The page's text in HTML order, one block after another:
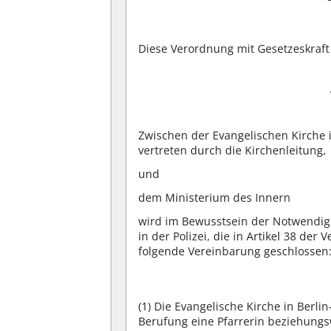
Diese Verordnung mit
Zwischen der Evangelischen
vertreten durch die Kirchenleitung,
und
dem Ministerium des Innern
wird im Bewusstsein der
in der Polizei, die in Artikel 38 der
folgende Vereinbarung geschlossen:
(1) Die Evangelische Kirche in
Berufung eine Pfarrerin